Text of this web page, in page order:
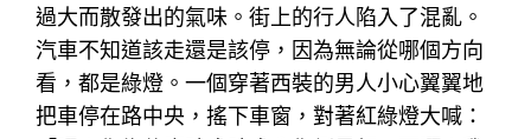
過大而散發出的氣味。街上的行人陷入了混亂。
汽車不知道該走還是該停，因為無論從哪個方向
看，都是綠燈。一個穿著西裝的男人小心翼翼地
把車停在路中央，搖下車窗，對著紅綠燈大喊：